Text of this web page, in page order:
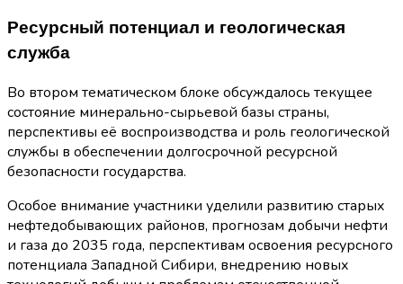
Ресурсный потенциал и геологическая
служба
Во втором тематическом блоке обсуждалось текущее
состояние минерально-сырьевой базы страны,
перспективы её воспроизводства и роль геологической
службы в обеспечении долгосрочной ресурсной
безопасности государства.
Особое внимание участники уделили развитию старых
нефтедобывающих районов, прогнозам добычи нефти
и газа до 2035 года, перспективам освоения ресурсного
потенциала Западной Сибири, внедрению новых